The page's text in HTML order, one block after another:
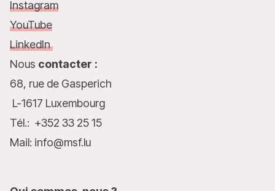
Instagram
YouTube
LinkedIn
Nous contacter :
68, rue de Gasperich
L-1617 Luxembourg
Tél.: +352 33 25 15
Mail: info@msf.lu